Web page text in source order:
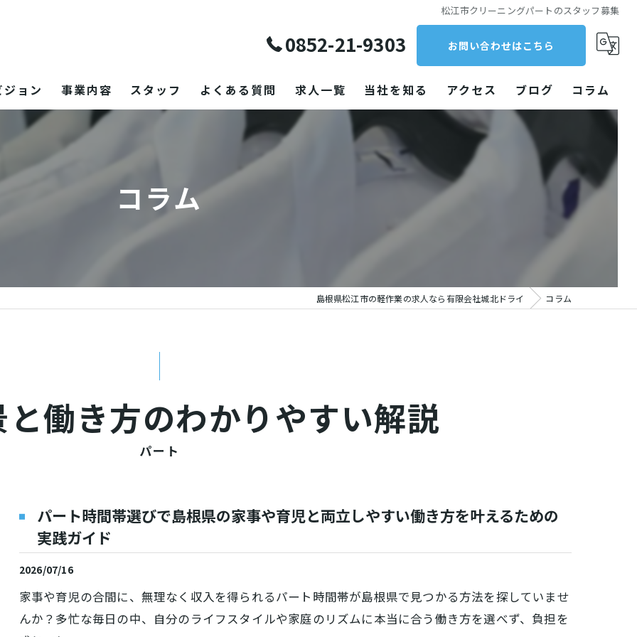
松江市クリーニングパートのスタッフ募集
0852-21-9303 お問い合わせはこちら
ジョン 事業内容 スタッフ よくある質問 求人一覧 当社を知る
クリーニング
パート
働きやすい
アクセス ブログ コラム
コラム
島根県松江市の軽作業の求人なら有限会社城北ドライ コラム
働き方のわかりやすい解説
パート
パート時間帯選びで島根県の家事や育児と両立しやすい働き方を叶えるための
実践ガイド
2026/07/16
家事や育児の合間に、無理なく収入を得られるパート時間帯が島根県で見つかる方法を探していませ
んか？多忙な毎日の中、自分のライフスタイルや家庭のリズムに本当に合う働き方を選べず、負担を